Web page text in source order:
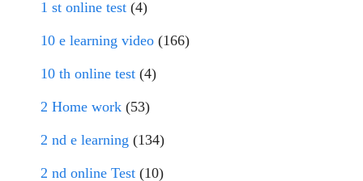
1 st online test (4)
10 e learning video (166)
10 th online test (4)
2 Home work (53)
2 nd e learning (134)
2 nd online Test (10)